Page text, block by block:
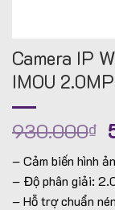
Camera IP
IMOU
930.000₫
– Cảm biến hình
– Độ phân giải:
– Hỗ trợ chuẩn